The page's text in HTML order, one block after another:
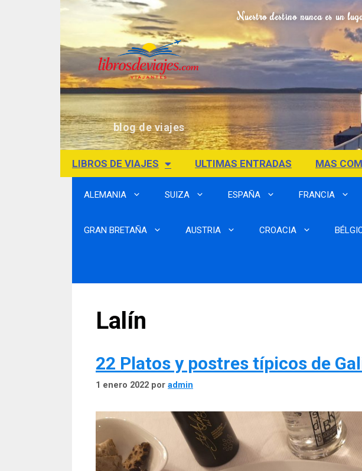
blog de viajes
Nuestro destino nunca es un
LIBROS DE VIAJES ULTIMAS ENTRADAS MAS
ALEMANIA SUIZA ESPAÑA FRANCIA
GRAN BRETAÑA AUSTRIA CROACIA
Lalín
22 Platos y postres típicos de
1 enero 2022 por admin